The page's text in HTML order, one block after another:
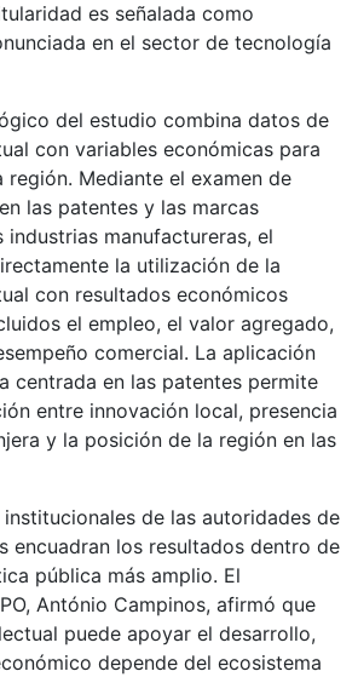
es señalada como
en el sector de tecnología
del estudio combina datos de
con variables económicas para
región. Mediante el examen de
las patentes y las marcas
industrias manufactureras, el
la utilización de la
con resultados económicos
el empleo, el valor agregado,
comercial. La aplicación
centrada en las patentes permite
entre innovación local, presencia
y la posición de la región en las
de las autoridades de
encuadran los resultados dentro de
pública más amplio. El
António Campinos, afirmó que
puede apoyar el desarrollo,
depende del ecosistema